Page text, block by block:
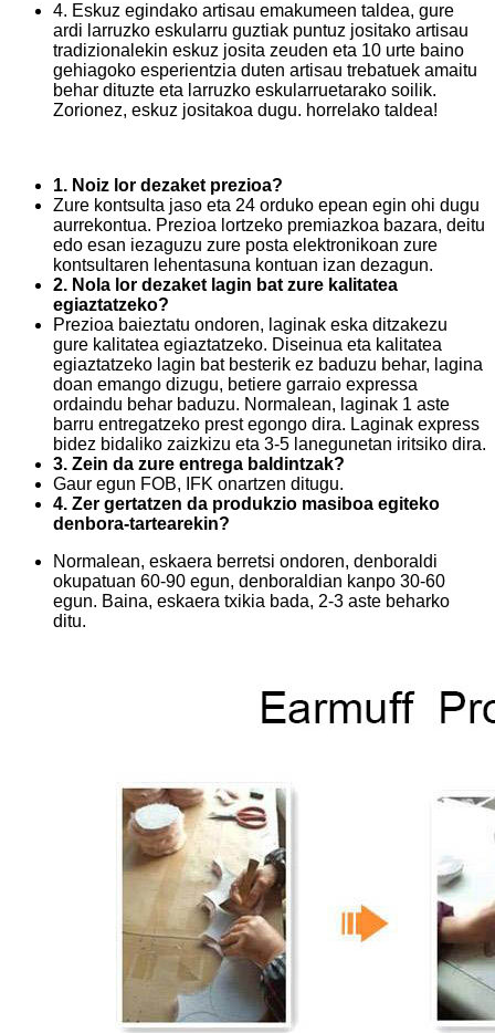
4. Eskuz egindako artisau emakumeen taldea, gure
ardi larruzko eskularru guztiak puntuz jositako artisau
tradizionalekin eskuz josita zeuden eta 10 urte baino
gehiagoko esperientzia duten artisau trebatuek amaitu
behar dituzte eta larruzko eskularruetarako soilik.
Zorionez, eskuz jositakoa dugu. horrelako taldea!
1. Noiz lor dezaket prezioa?
Zure kontsulta jaso eta 24 orduko epean egin ohi dugu
aurrekontua. Prezioa lortzeko premiazkoa bazara, deitu
edo esan iezaguzu zure posta elektronikoan zure
kontsultaren lehentasuna kontuan izan dezagun.
2. Nola lor dezaket lagin bat zure kalitatea
egiaztatzeko?
Prezioa baieztatu ondoren, laginak eska ditzakezu
gure kalitatea egiaztatzeko. Diseinua eta kalitatea
egiaztatzeko lagin bat besterik ez baduzu behar, lagina
doan emango dizugu, betiere garraio expressa
ordaindu behar baduzu. Normalean, laginak 1 aste
barru entregatzeko prest egongo dira. Laginak express
bidez bidaliko zaizkizu eta 3-5 lanegunetan iritsiko dira.
3. Zein da zure entrega baldintzak?
Gaur egun FOB, IFK onartzen ditugu.
4. Zer gertatzen da produkzio masiboa egiteko
denbora-tartearekin?
Normalean, eskaera berretsi ondoren, denboraldi
okupatuan 60-90 egun, denboraldian kanpo 30-60
egun. Baina, eskaera txikia bada, 2-3 aste beharko
ditu.